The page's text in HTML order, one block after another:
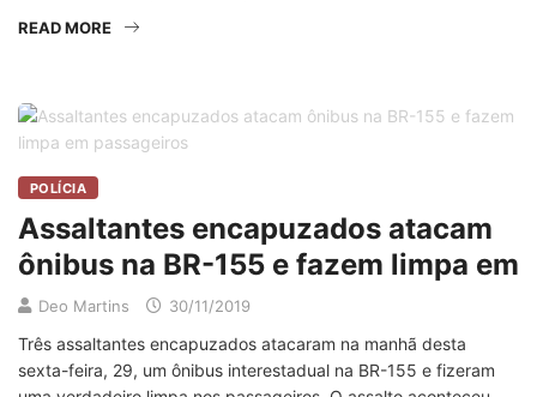
READ MORE
POLÍCIA
Assaltantes encapuzados atacam
ônibus na BR-155 e fazem limpa em
Deo Martins 30/11/2019
Três assaltantes encapuzados atacaram na manhã desta
sexta-feira, 29, um ônibus interestadual na BR-155 e fizeram